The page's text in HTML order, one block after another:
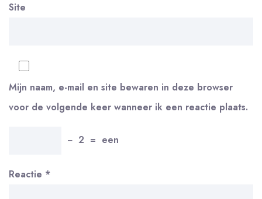
Site
Mijn naam, e-mail en site bewaren in deze browser
voor de volgende keer wanneer ik een reactie plaats.
− 2 = een
Reactie *